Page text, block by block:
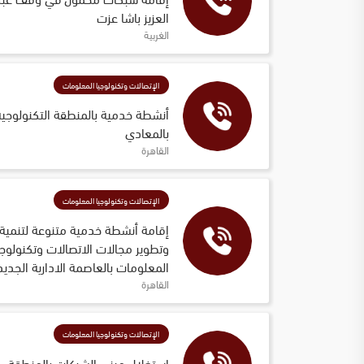
العزيز باشا عزت
الغربية
الإتصالات وتكنولوجيا المعلومات
أنشطة خدمية بالمنطقة
بالمعادي
القاهرة
الإتصالات وتكنولوجيا المعلومات
إقامة أنشطة خدمية متنوعة لتنمية
وتطوير مجالات الاتصالات
المعلومات بالعاصمة الادارية
القاهرة
الإتصالات وتكنولوجيا المعلومات